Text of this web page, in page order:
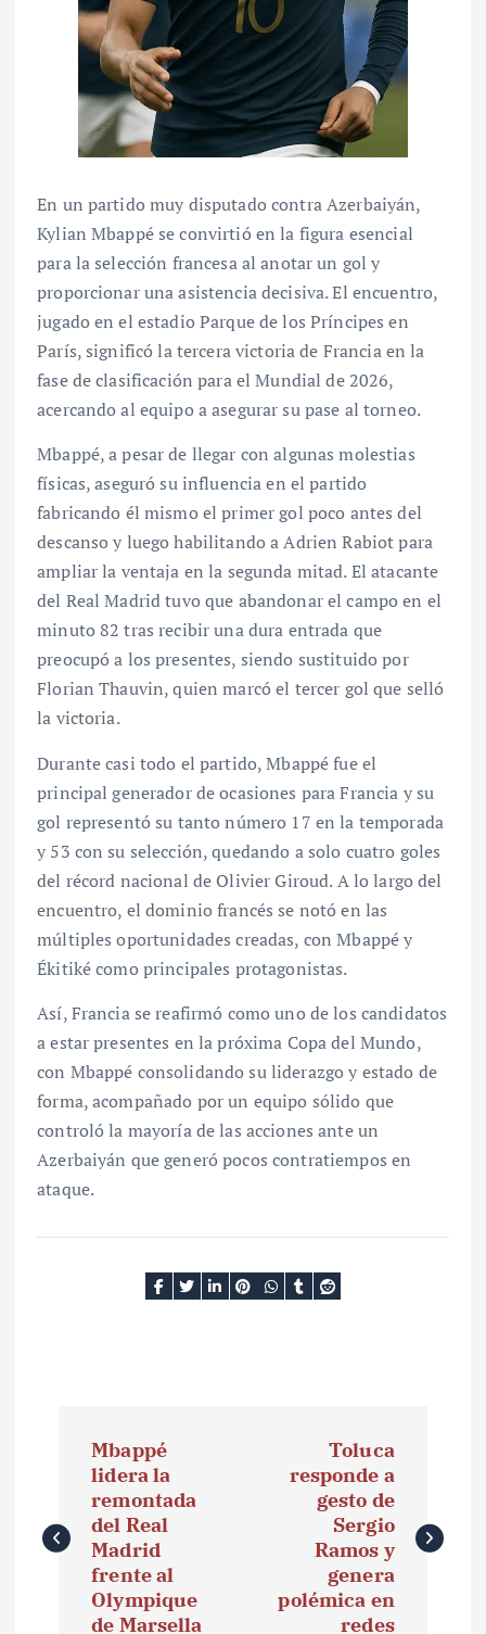
En un partido muy disputado contra Azerbaiyán,
Kylian Mbappé se convirtió en la figura esencial
para la selección francesa al anotar un gol y
proporcionar una asistencia decisiva. El encuentro,
jugado en el estadio Parque de los Príncipes en
París, significó la tercera victoria de Francia en la
fase de clasificación para el Mundial de 2026,
acercando al equipo a asegurar su pase al torneo.
Mbappé, a pesar de llegar con algunas molestias
físicas, aseguró su influencia en el partido
fabricando él mismo el primer gol poco antes del
descanso y luego habilitando a Adrien Rabiot para
ampliar la ventaja en la segunda mitad. El atacante
del Real Madrid tuvo que abandonar el campo en el
minuto 82 tras recibir una dura entrada que
preocupó a los presentes, siendo sustituido por
Florian Thauvin, quien marcó el tercer gol que selló
la victoria.
Durante casi todo el partido, Mbappé fue el
principal generador de ocasiones para Francia y su
gol representó su tanto número 17 en la temporada
y 53 con su selección, quedando a solo cuatro goles
del récord nacional de Olivier Giroud. A lo largo del
encuentro, el dominio francés se notó en las
múltiples oportunidades creadas, con Mbappé y
Ékitiké como principales protagonistas.
Así, Francia se reafirmó como uno de los candidatos
a estar presentes en la próxima Copa del Mundo,
con Mbappé consolidando su liderazgo y estado de
forma, acompañado por un equipo sólido que
controló la mayoría de las acciones ante un
Azerbaiyán que generó pocos contratiempos en
ataque.
v
e
Mbappé
lidera la
remontada
del Real
Madrid
frente al
Olympique
de Marsella
Toluca
responde a
gesto de
Sergio
Ramos y
genera
polémica en
redes